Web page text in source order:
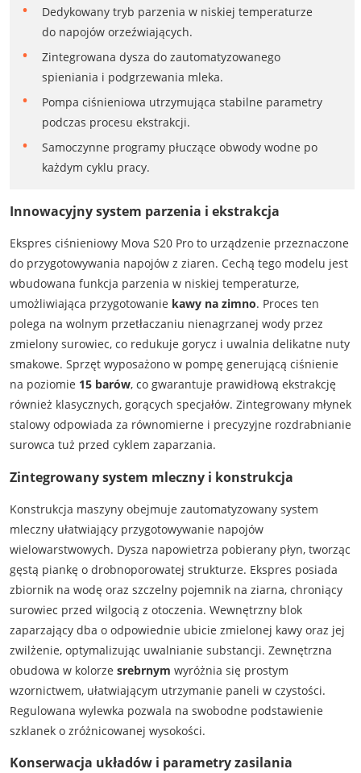
Dedykowany tryb parzenia w niskiej temperaturze
do napojów orzeźwiających.
Zintegrowana dysza do zautomatyzowanego
spieniania i podgrzewania mleka.
Pompa ciśnieniowa utrzymująca stabilne parametry
podczas procesu ekstrakcji.
Samoczynne programy płuczące obwody wodne po
każdym cyklu pracy.
Innowacyjny system parzenia i ekstrakcja
Ekspres ciśnieniowy Mova S20 Pro to urządzenie przeznaczone
do przygotowywania napojów z ziaren. Cechą tego modelu jest
wbudowana funkcja parzenia w niskiej temperaturze,
umożliwiająca przygotowanie kawy na zimno. Proces ten
polega na wolnym przetłaczaniu nienagrzanej wody przez
zmielony surowiec, co redukuje gorycz i uwalnia delikatne nuty
smakowe. Sprzęt wyposażono w pompę generującą ciśnienie
na poziomie 15 barów, co gwarantuje prawidłową ekstrakcję
również klasycznych, gorących specjałów. Zintegrowany młynek
stalowy odpowiada za równomierne i precyzyjne rozdrabnianie
surowca tuż przed cyklem zaparzania.
Zintegrowany system mleczny i konstrukcja
Konstrukcja maszyny obejmuje zautomatyzowany system
mleczny ułatwiający przygotowywanie napojów
wielowarstwowych. Dysza napowietrza pobierany płyn, tworząc
gęstą piankę o drobnoporowatej strukturze. Ekspres posiada
zbiornik na wodę oraz szczelny pojemnik na ziarna, chroniący
surowiec przed wilgocią z otoczenia. Wewnętrzny blok
zaparzający dba o odpowiednie ubicie zmielonej kawy oraz jej
zwilżenie, optymalizując uwalnianie substancji. Zewnętrzna
obudowa w kolorze srebrnym wyróżnia się prostym
wzornictwem, ułatwiającym utrzymanie paneli w czystości.
Regulowana wylewka pozwala na swobodne podstawienie
szklanek o zróżnicowanej wysokości.
Konserwacja układów i parametry zasilania